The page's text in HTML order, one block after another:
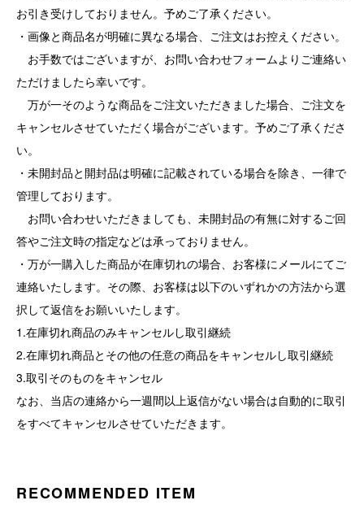
お引き受けしておりません。予めご了承ください。
・画像と商品名が明確に異なる場合、ご注文はお控えください。
お手数ではございますが、お問い合わせフォームよりご連絡い
ただけましたら幸いです。
万が一そのような商品をご注文いただきました場合、ご注文を
キャンセルさせていただく場合がございます。予めご了承くださ
い。
・未開封品と開封品は明確に記載されている場合を除き、一律で
管理しております。
お問い合わせいただきましても、未開封品の有無に対するご回
答やご注文時の指定などは承っておりません。
・万が一購入した商品が在庫切れの場合、お客様にメールにてご
連絡いたします。その際、お客様は以下のいずれかの方法から選
択して返信をお願いいたします。
1.在庫切れ商品のみキャンセルし取引継続
2.在庫切れ商品とその他の任意の商品をキャンセルし取引継続
3.取引そのものをキャンセル
なお、当店の連絡から一週間以上返信がない場合は自動的に取引
をすべてキャンセルさせていただきます。
RECOMMENDED ITEM